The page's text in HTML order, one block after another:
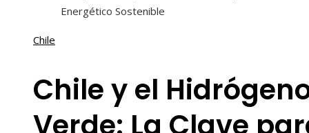
Energético Sostenible
Chile
Chile y el